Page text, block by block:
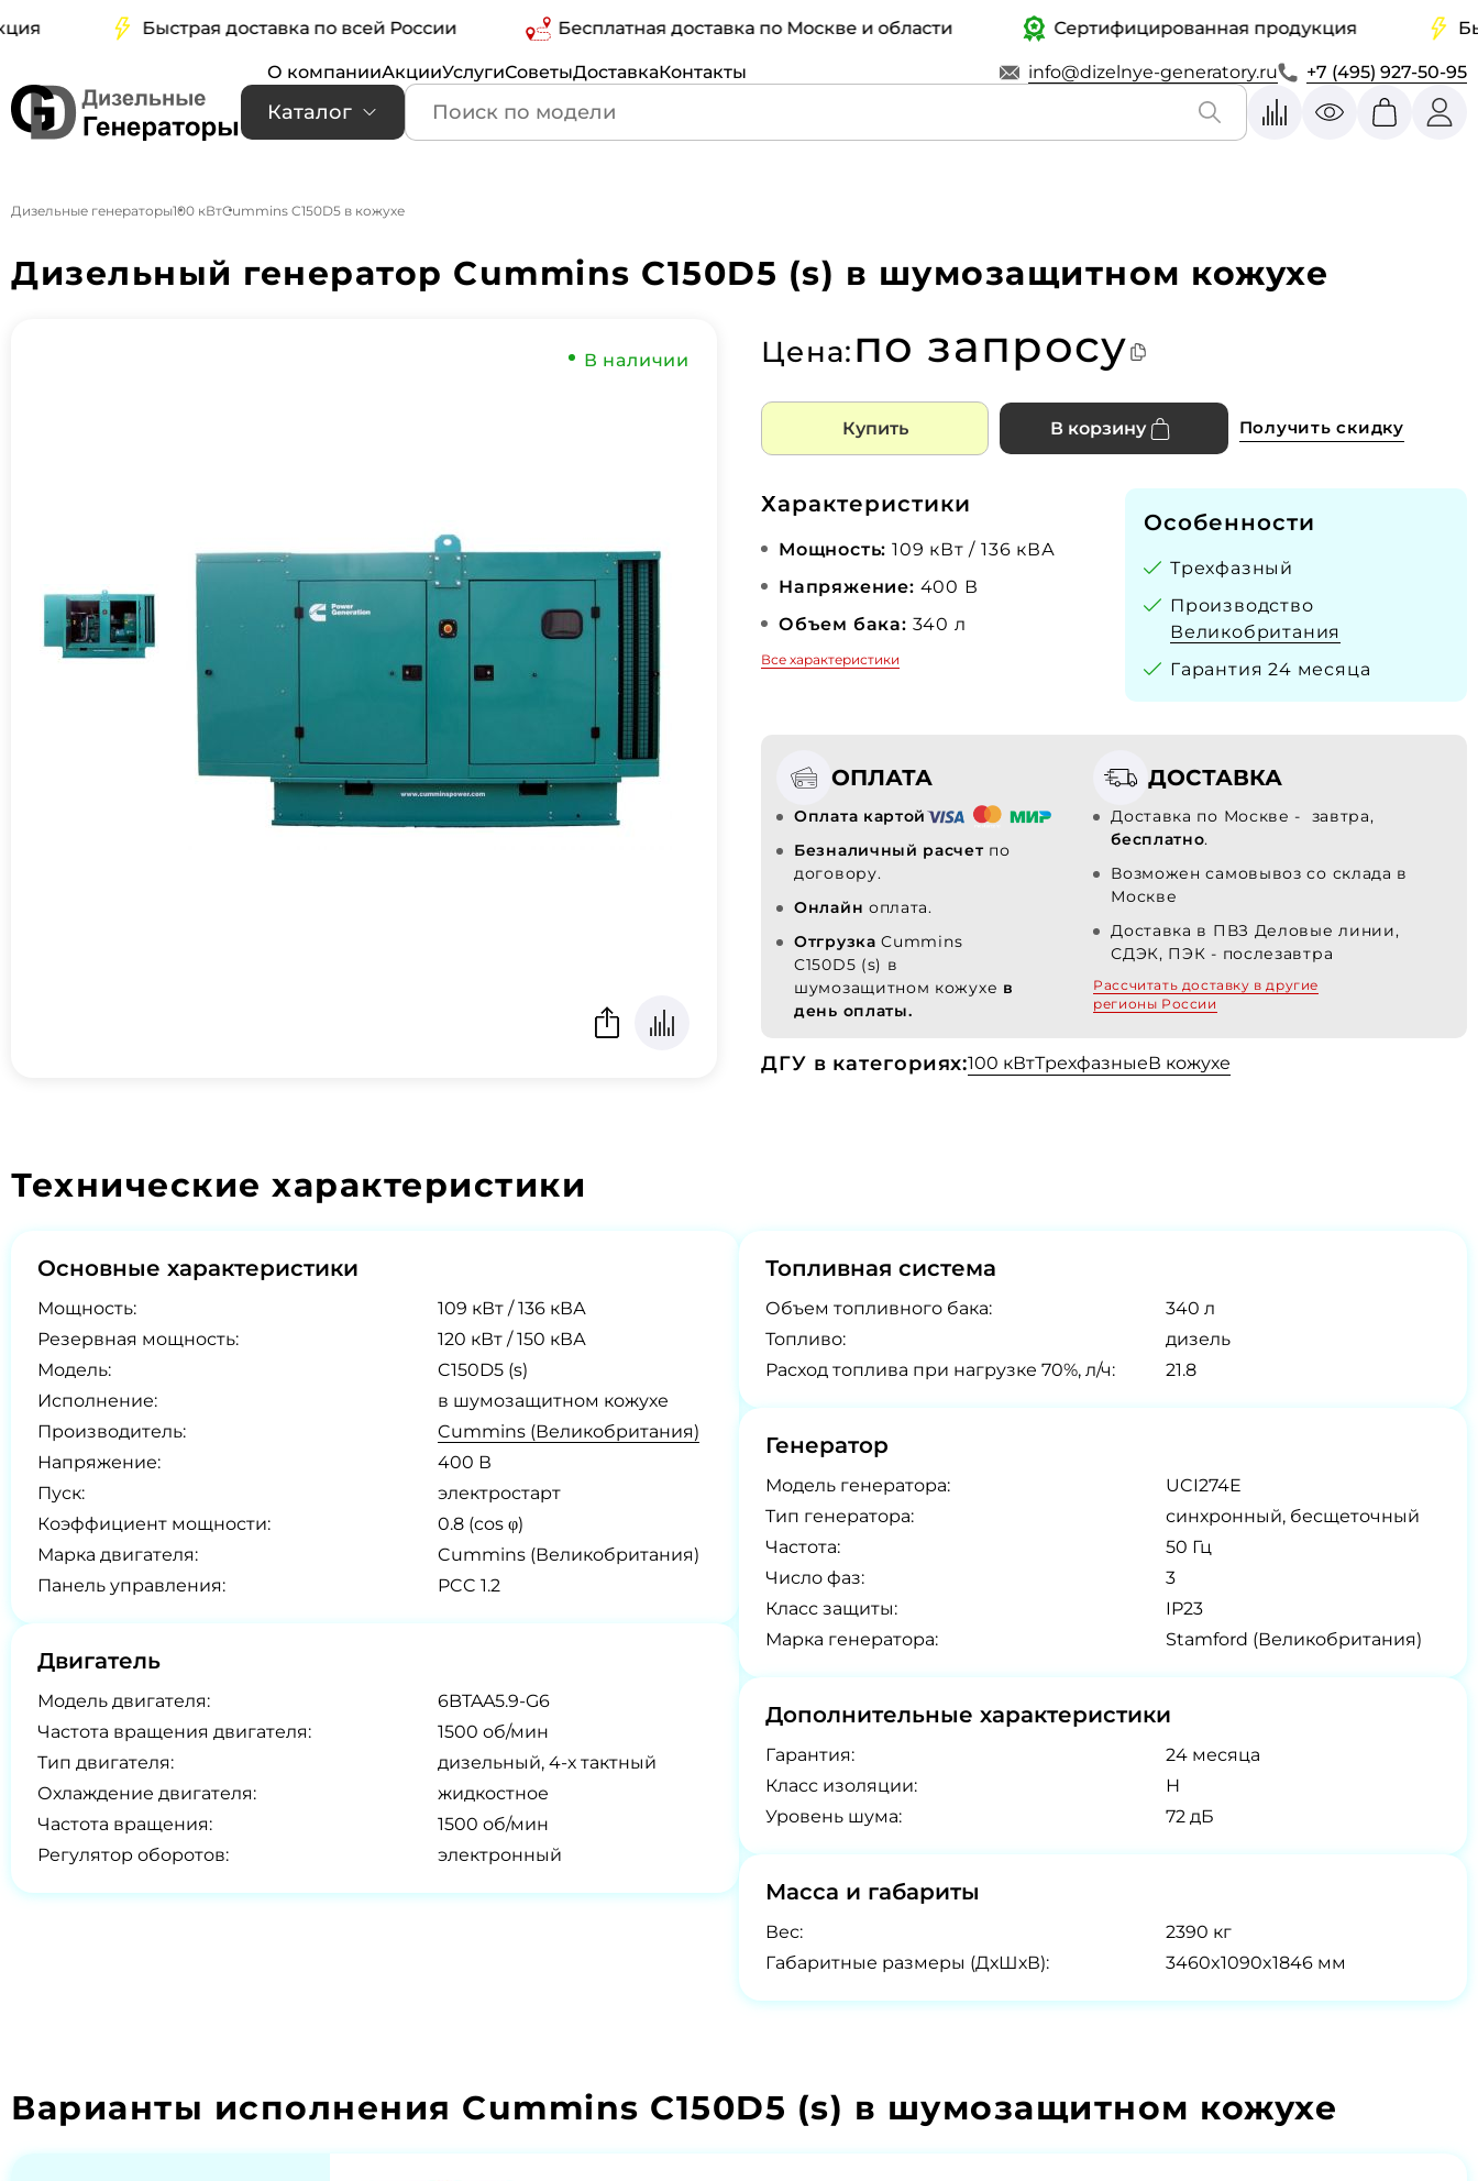
Быстрая доставка по всей России Бесплатная доставка по Москве и области Сертифицированная продукция
О компанииАкцииУслугиСоветыДоставкаКонтакты info@dizelnye-generatory.ru +7 (495) 927-50-95
Каталог
Дизельные генераторы100 кВтCummins C150D5 в кожухе
Дизельный генератор Cummins C150D5 (s) в шумозащитном кожухе
В наличии Цена:по запросу
Купить В корзину Получить скидку
Характеристики
Мощность: 109 кВт / 136 кВА
Напряжение: 400 В
Объем бака: 340 л
Все характеристики
Особенности
Трехфазный
Производство
Великобритания
Гарантия 24 месяца
ОПЛАТА
Оплата картой
Безналичный расчет по
договору.
Онлайн оплата.
Отгрузка Cummins
C150D5 (s) в
шумозащитном кожухе в
день оплаты.
ДОСТАВКА
Доставка по Москве - завтра,
бесплатно.
Возможен самовывоз со склада в
Москве
Доставка в ПВЗ Деловые линии,
СДЭК, ПЭК - послезавтра
Рассчитать доставку в другие
регионы России
ДГУ в категориях:100 кВтТрехфазныеВ кожухе
Технические характеристики
Основные характеристики
Мощность:
109 кВт / 136 кВА
Резервная мощность:
120 кВт / 150 кВА
Модель:
C150D5 (s)
Исполнение:
в шумозащитном кожухе
Производитель:
Cummins (Великобритания)
Напряжение:
400 В
Пуск:
электростарт
Коэффициент мощности:
0.8 (cos φ)
Марка двигателя:
Cummins (Великобритания)
Панель управления:
PCC 1.2
Двигатель
Модель двигателя:
6BTAA5.9-G6
Частота вращения двигателя:
1500 об/мин
Тип двигателя:
дизельный, 4-х тактный
Охлаждение двигателя:
жидкостное
Частота вращения:
1500 об/мин
Регулятор оборотов:
электронный
Топливная система
Объем топливного бака:
340 л
Топливо:
дизель
Расход топлива при нагрузке 70%, л/ч:
21.8
Генератор
Модель генератора:
UCI274E
Tип генератора:
синхронный, бесщеточный
Частота:
50 Гц
Число фаз:
3
Класс защиты:
IP23
Марка генератора:
Stamford (Великобритания)
Дополнительные характеристики
Гарантия:
24 месяца
Класс изоляции:
Н
Уровень шума:
72 дБ
Масса и габариты
Вес:
2390 кг
Габаритные размеры (ДхШхВ):
3460x1090x1846 мм
Варианты исполнения Cummins C150D5 (s) в шумозащитном кожухе